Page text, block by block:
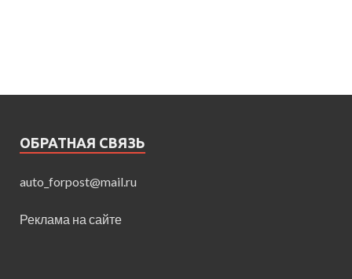
ОБРАТНАЯ СВЯЗЬ
auto_forpost@mail.ru
Реклама на сайте